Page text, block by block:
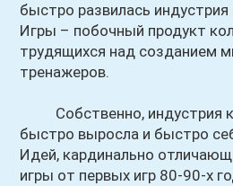
быстро развилась
Игры – побочный продукт
трудящихся над созданием
тренажеров.
Собственно, индустрия
быстро выросла и быстро
Идей, кардинально
игры от первых игр 80-90-х